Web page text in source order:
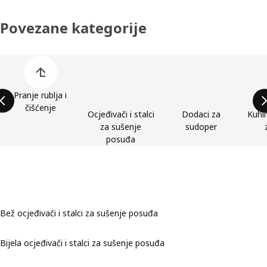
Povezane kategorije
Pranje rublja i
čišćenje
Ocjeđivači i stalci
za sušenje
posuđa
Dodaci za
sudoper
Bež ocjeđivači i stalci za sušenje posuđa
Bijela ocjeđivači i stalci za sušenje posuđa